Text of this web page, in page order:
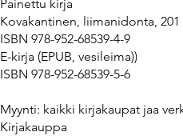
Painettu kirja
Kovakantinen, liimanidonta, 201
ISBN 978-952-68539-4-9
E-kirja (EPUB, vesileima))
ISBN 978-952-68539-5-6
Myynti: kaikki kirjakaupat jaa
Kirjakauppa